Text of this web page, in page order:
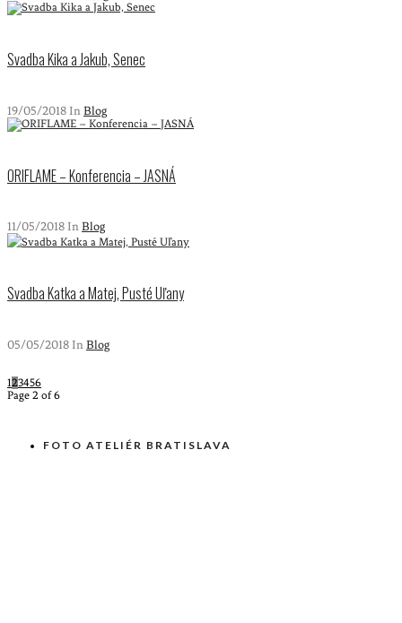
Svadba Kika a Jakub, Senec
19/05/2018 In Blog
ORIFLAME – Konferencia – JASNÁ
11/05/2018 In Blog
Svadba Katka a Matej, Pusté Uľany
05/05/2018 In Blog
123456
Page 2 of 6
FOTO ATELIÉR BRATISLAVA